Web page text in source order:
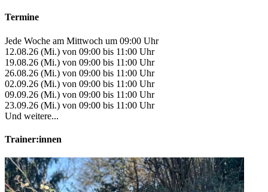
Termine
Jede Woche am Mittwoch um 09:00 Uhr
12.08.26 (Mi.) von 09:00 bis 11:00 Uhr
19.08.26 (Mi.) von 09:00 bis 11:00 Uhr
26.08.26 (Mi.) von 09:00 bis 11:00 Uhr
02.09.26 (Mi.) von 09:00 bis 11:00 Uhr
09.09.26 (Mi.) von 09:00 bis 11:00 Uhr
23.09.26 (Mi.) von 09:00 bis 11:00 Uhr
Und weitere...
Trainer:innen